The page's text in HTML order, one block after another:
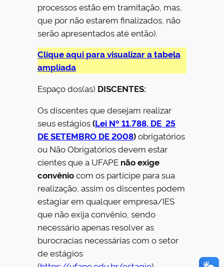
processos estão em tramitação, mas,
que por não estarem finalizados, não
serão apresentados até então).
Clique aqui para visualizar a tabela
ampliada
Espaço dos(as) DISCENTES:
Os discentes que desejam realizar
seus estágios(Lei Nº 11.788, DE 25
DE SETEMBRO DE 2008)obrigatórios
ou Não Obrigatórios devem estar
cientes que a UFAPE não exige
convêniocom os partícipe para sua
realização, assim os discentes podem
estagiar em qualquer empresa/IES
que não exija convênio, sendo
necessário apenas resolver as
burocracias necessárias com o setor
de estágios